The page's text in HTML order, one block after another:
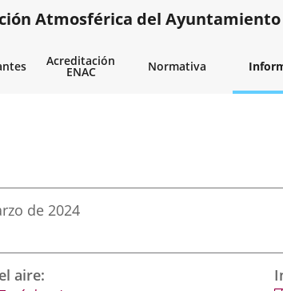
nueva.
Atmosférica del
Acreditación
ENAC Normativa
de 2024
aire